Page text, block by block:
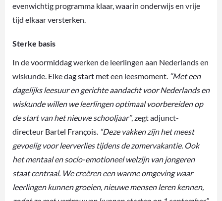
evenwichtig programma klaar, waarin onderwijs en vrije
tijd elkaar versterken.
Sterke basis
In de voormiddag werken de leerlingen aan Nederlands en
wiskunde. Elke dag start met een leesmoment. “Met een
dagelijks leesuur en gerichte aandacht voor Nederlands en
wiskunde willen we leerlingen optimaal voorbereiden op
de start van het nieuwe schooljaar”, zegt adjunct-
directeur Bartel François. “Deze vakken zijn het meest
gevoelig voor leerverlies tijdens de zomervakantie. Ook
het mentaal en socio-emotioneel welzijn van jongeren
staat centraal. We creëren een warme omgeving waar
leerlingen kunnen groeien, nieuwe mensen leren kennen,